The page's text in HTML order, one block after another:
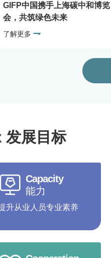
GIFP中国携手上海碳中和博览
会，共筑绿色未来
了解更多
展目标
Capacity
能力
升从业人员专业素养